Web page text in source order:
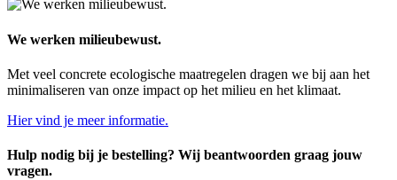
We werken milieubewust.
Met veel concrete ecologische maatregelen dragen we bij aan het
minimaliseren van onze impact op het milieu en het klimaat.
Hier vind je meer informatie.
Hulp nodig bij je bestelling? Wij beantwoorden graag jouw
vragen.